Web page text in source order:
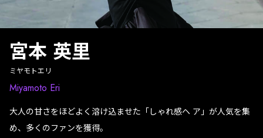
宮本 英里
ミヤモトエリ
Miyamoto Eri
大人の甘さをほどよく溶け込ませた「しゃれ感ヘ ア」が人気を集
め、多くのファンを獲得。